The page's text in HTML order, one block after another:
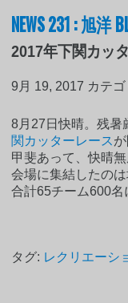
NEWS 231 : 旭洋
2017年下関カッ
9月 19, 2017 カテゴ
8月27日快晴。残暑
関カッターレース
甲斐あって、快晴
会場に集結したの
合計65チーム600名
タグ: レクリエーシ